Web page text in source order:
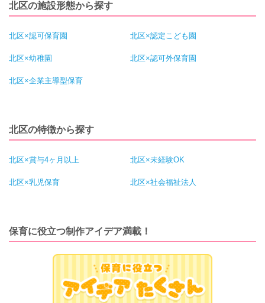
北区の施設形態から探す
北区×認可保育園 北区×認定こども園
北区×幼稚園 北区×認可外保育園
北区×企業主導型保育
北区の特徴から探す
北区×賞与4ヶ月以上 北区×未経験OK
北区×乳児保育 北区×社会福祉法人
保育に役立つ制作アイデア満載！